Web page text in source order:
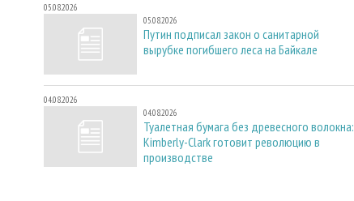
05.08.2026
05.08.2026
Путин подписал закон о санитарной
вырубке погибшего леса на Байкале
04.08.2026
04.08.2026
Туалетная бумага без древесного волокна:
Kimberly-Clark готовит революцию в
производстве